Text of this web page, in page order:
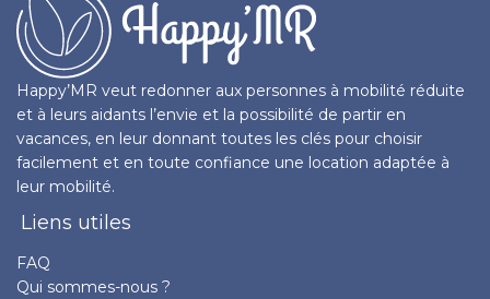
Happy’MR veut redonner aux personnes à mobilité réduite
et à leurs aidants l’envie et la possibilité de partir en
vacances, en leur donnant toutes les clés pour choisir
facilement et en toute confiance une location adaptée à
leur mobilité.
Liens utiles
FAQ
Qui sommes-nous ?